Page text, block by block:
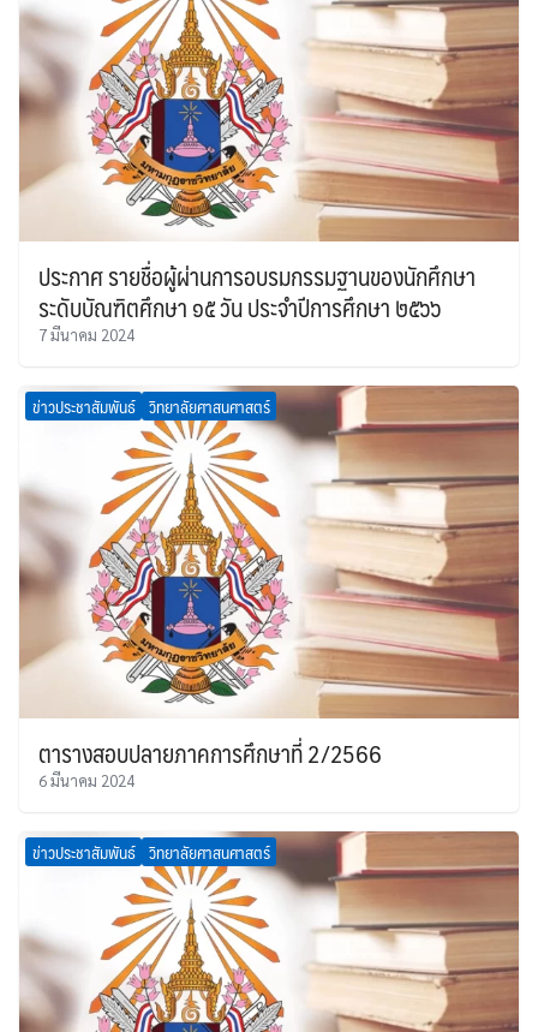
ประกาศ รายชื่อผู้ผ่านการอบรมกรรมฐานของนักศึกษา
ระดับบัณฑิตศึกษา ๑๕ วัน ประจำปีการศึกษา ๒๕๖๖
7 มีนาคม 2024
ข่าวประชาสัมพันธ์ วิทยาลัยศาสนศาสตร์
ตารางสอบปลายภาคการศึกษาที่ 2/2566
6 มีนาคม 2024
ข่าวประชาสัมพันธ์ วิทยาลัยศาสนศาสตร์